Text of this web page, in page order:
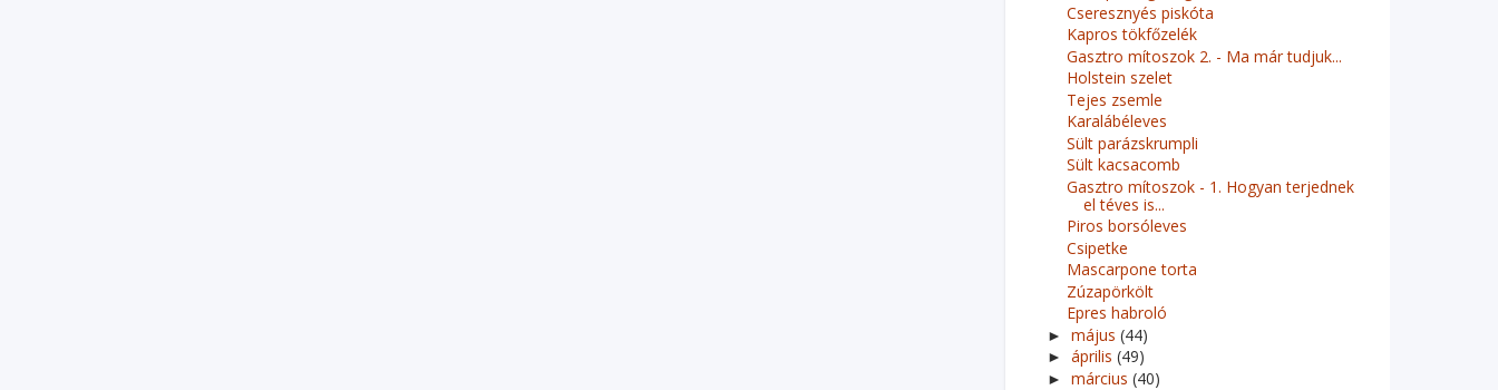
Cseresznyés piskóta
Kapros tökfőzelék
Gasztro mítoszok 2. - Ma már tudjuk...
Holstein szelet
Tejes zsemle
Karalábéleves
Sült parázskrumpli
Sült kacsacomb
Gasztro mítoszok - 1. Hogyan terjednek
el téves is...
Piros borsóleves
Csipetke
Mascarpone torta
Zúzapörkölt
Epres habroló
► május (44)
► április (49)
► március (40)